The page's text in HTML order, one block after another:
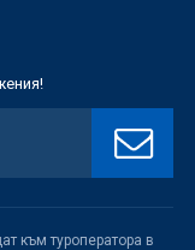
към туроператора в